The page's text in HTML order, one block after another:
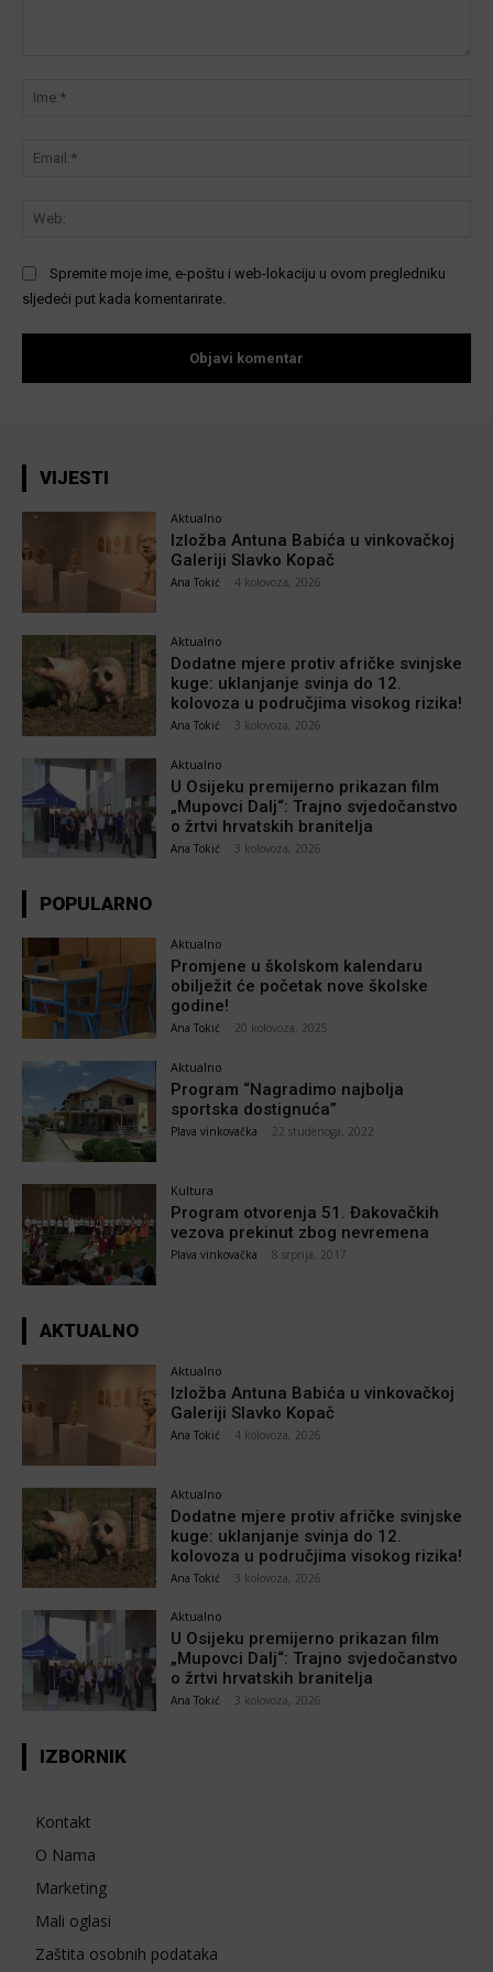
Spremite moje ime, e-poštu i web-lokaciju u ovom pregledniku
sljedeći put kada komentarirate.
VIJESTI
Aktualno
Izložba Antuna Babića u vinkovačkoj
Galeriji Slavko Kopač
Ana Tokić 4 kolovoza, 2026
Aktualno
Dodatne mjere protiv afričke svinjske
kuge: uklanjanje svinja do 12.
kolovoza u područjima visokog rizika!
Ana Tokić 3 kolovoza, 2026
Aktualno
U Osijeku premijerno prikazan film
„Mupovci Dalj“: Trajno svjedočanstvo
o žrtvi hrvatskih branitelja
Ana Tokić 3 kolovoza, 2026
POPULARNO
Aktualno
Promjene u školskom kalendaru
obilježit će početak nove školske
godine!
Ana Tokić 20 kolovoza, 2025
Aktualno
Program “Nagradimo najbolja
sportska dostignuća”
Plava vinkovačka 22 studenoga, 2022
Kultura
Program otvorenja 51. Đakovačkih
vezova prekinut zbog nevremena
Plava vinkovačka 8 srpnja, 2017
AKTUALNO
Aktualno
Izložba Antuna Babića u vinkovačkoj
Galeriji Slavko Kopač
Ana Tokić 4 kolovoza, 2026
Aktualno
Dodatne mjere protiv afričke svinjske
kuge: uklanjanje svinja do 12.
kolovoza u područjima visokog rizika!
Ana Tokić 3 kolovoza, 2026
Aktualno
U Osijeku premijerno prikazan film
„Mupovci Dalj“: Trajno svjedočanstvo
o žrtvi hrvatskih branitelja
Ana Tokić 3 kolovoza, 2026
IZBORNIK
Kontakt
O Nama
Marketing
Mali oglasi
Zaštita osobnih podataka